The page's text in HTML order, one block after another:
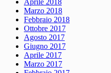
Aprile 2018
Marzo 2018
Febbraio 2018
Ottobre 2017
Agosto 2017
Giugno 2017
Aprile 2017
Marzo 2017